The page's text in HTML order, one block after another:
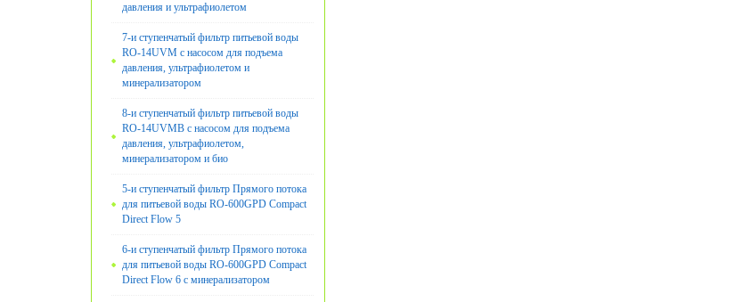
давления и ультрафиолетом
7-и ступенчатый фильтр питьевой воды
RO-14UVМ с насосом для подъема
давления, ультрафиолетом и
минерализатором
8-и ступенчатый фильтр питьевой воды
RO-14UVМB с насосом для подъема
давления, ультрафиолетом,
минерализатором и био
5-и ступенчатый фильтр Прямого потока
для питьевой воды RO-600GPD Compact
Direct Flow 5
6-и ступенчатый фильтр Прямого потока
для питьевой воды RO-600GPD Compact
Direct Flow 6 с минерализатором